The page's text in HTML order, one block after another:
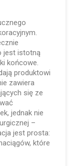
jest istotną
końcowe.
produktowi
zawiera
się ze
jednak nie
–
jest prosta:
które